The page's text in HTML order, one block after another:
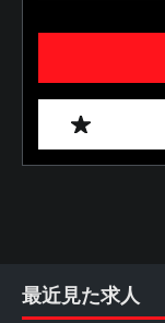
最近見た求人